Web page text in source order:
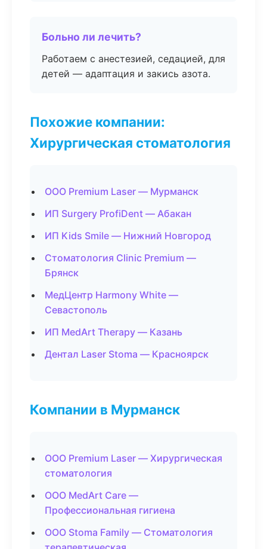
Больно ли лечить?
Работаем с анестезией, седацией, для
детей — адаптация и закись азота.
Похожие компании:
Хирургическая стоматология
ООО Premium Laser — Мурманск
ИП Surgery ProfiDent — Абакан
ИП Kids Smile — Нижний Новгород
Стоматология Clinic Premium —
Брянск
МедЦентр Harmony White —
Севастополь
ИП MedArt Therapy — Казань
Дентал Laser Stoma — Красноярск
Компании в Мурманск
ООО Premium Laser — Хирургическая
стоматология
ООО MedArt Care —
Профессиональная гигиена
ООО Stoma Family — Стоматология